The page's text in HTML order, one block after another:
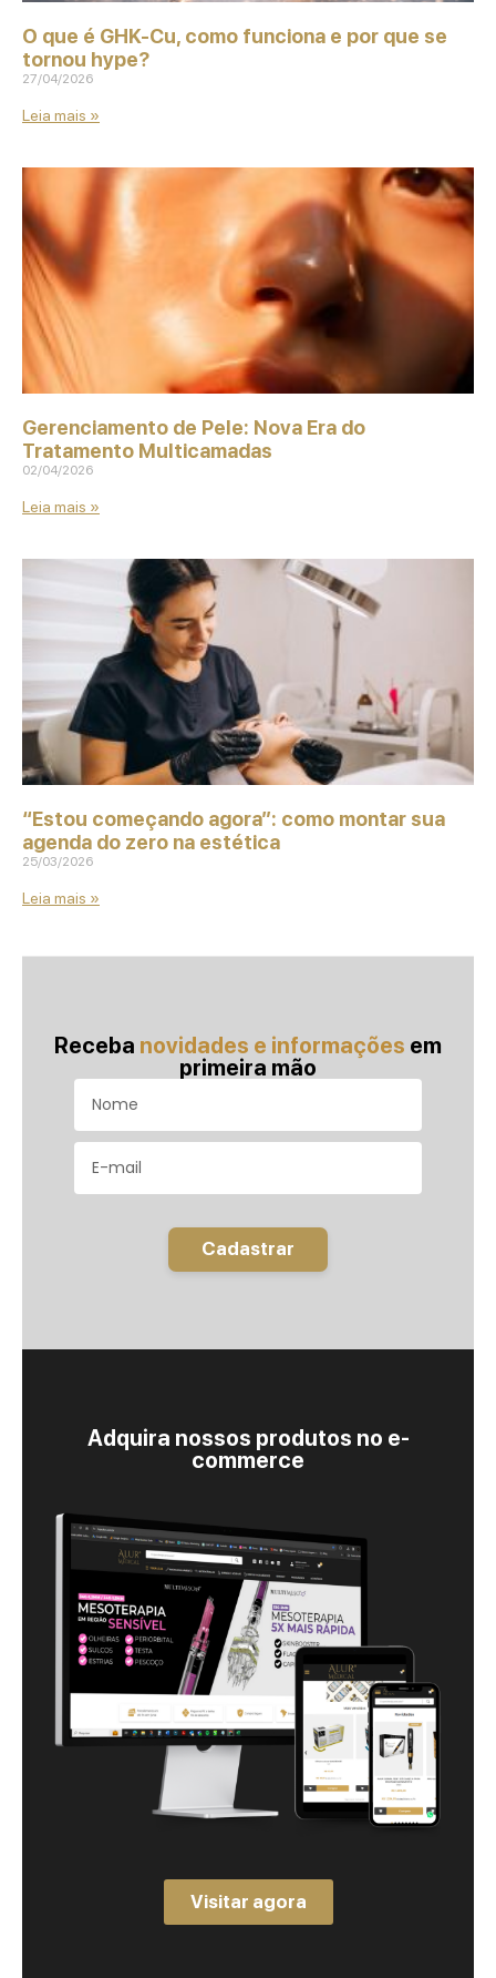
O que é GHK‑Cu, como funciona e por que se
tornou hype?
27/04/2026
Leia mais »
Gerenciamento de Pele: Nova Era do
Tratamento Multicamadas
02/04/2026
Leia mais »
“Estou começando agora”: como montar sua
agenda do zero na estética
25/03/2026
Leia mais »
Receba novidades e informações em
primeira mão
Cadastrar
Adquira nossos produtos no e-
commerce
Visitar agora